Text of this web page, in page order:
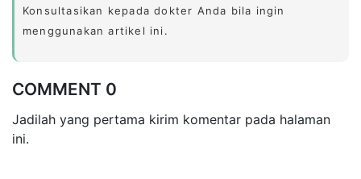
Konsultasikan kepada dokter Anda bila ingin
menggunakan artikel ini.
COMMENT 0
Jadilah yang pertama kirim komentar pada halaman
ini.